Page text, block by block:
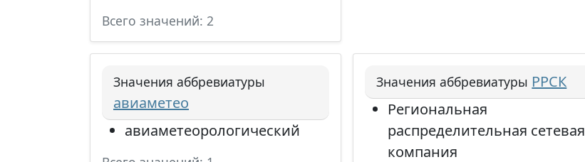
Всего значений: 2
Значения аббревиатуры
авиаметео
авиаметеорологический
Значения аббревиатуры РРСК
Региональная
распределительная сетевая
компания